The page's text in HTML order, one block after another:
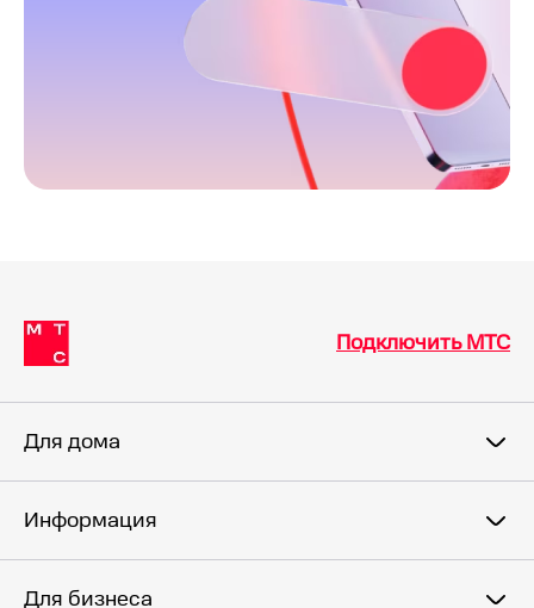
Подключить МТС
Для дома
Информация
Для бизнеса